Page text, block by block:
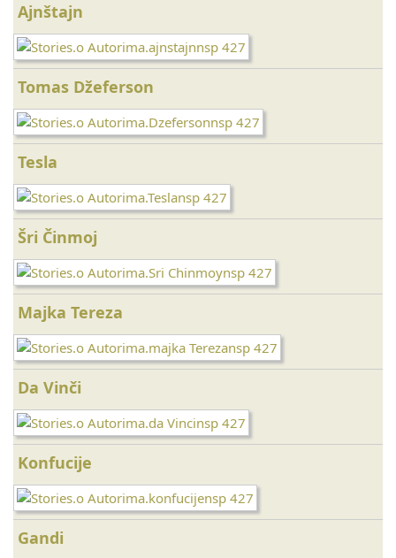
Ajnštajn
Tomas Džeferson
Tesla
Šri Činmoj
Majka Tereza
Da Vinči
Konfucije
Gandi